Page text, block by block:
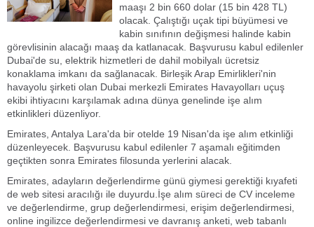
maaşı 2 bin 660 dolar (15 bin 428 TL)
olacak. Çalıştığı uçak tipi büyümesi ve
kabin sınıfının değişmesi halinde kabin
görevlisinin alacağı maaş da katlanacak. Başvurusu kabul edilenler
Dubai'de su, elektrik hizmetleri de dahil mobilyalı ücretsiz
konaklama imkanı da sağlanacak. Birleşik Arap Emirlikleri'nin
havayolu şirketi olan Dubai merkezli Emirates Havayolları uçuş
ekibi ihtiyacını karşılamak adına dünya genelinde işe alım
etkinlikleri düzenliyor.
Emirates, Antalya Lara'da bir otelde 19 Nisan'da işe alım etkinliği
düzenleyecek. Başvurusu kabul edilenler 7 aşamalı eğitimden
geçtikten sonra Emirates filosunda yerlerini alacak.
Emirates, adayların değerlendirme günü giymesi gerektiği kıyafeti
de web sitesi aracılığı ile duyurdu.İşe alım süreci de CV inceleme
ve değerlendirme, grup değerlendirmesi, erişim değerlendirmesi,
online ingilizce değerlendirmesi ve davranış anketi, web tabanlı